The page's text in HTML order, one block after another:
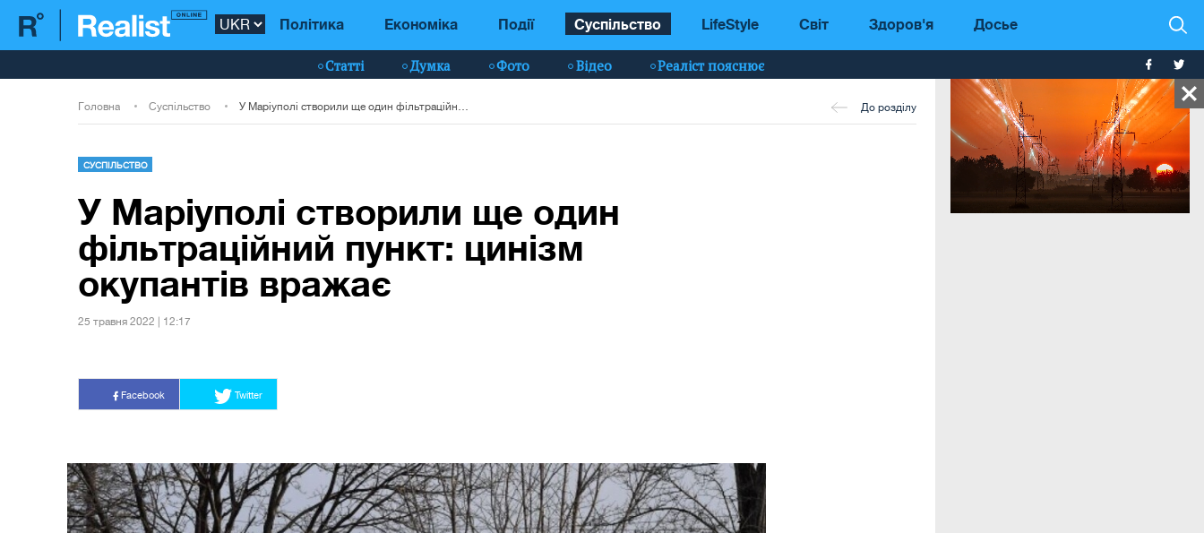
Політика Економіка Події Суспільство LifeStyle Світ Здоров'я Досье
Статті Думка Фото Відео Реаліст пояснює
Головна Суспільство До розділу
СУСПІЛЬСТВО
У Маріуполі створили ще один
фільтраційний пункт: цинізм
окупантів вражає
25 травня 2022 | 12:17
Facebook Twitter